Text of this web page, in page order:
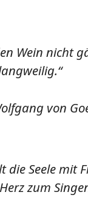
Wein nicht
von
die Seele mit
zum